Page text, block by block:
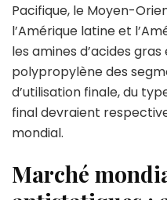
Pacifique, le Moyen-
l’Amérique latine et
les amines d’acides
polypropylène des
d’utilisation finale, du
final devraient
mondial.
Marché